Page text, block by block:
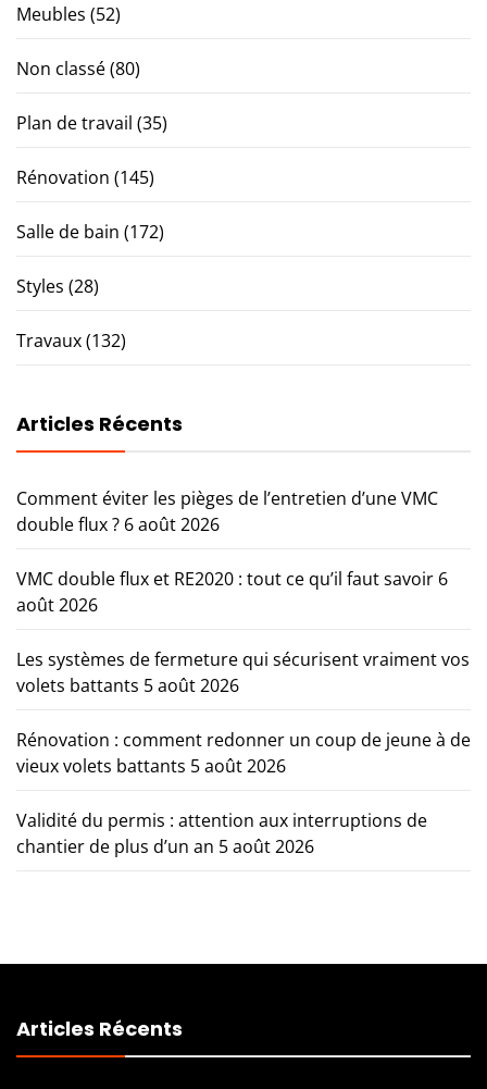
Meubles (52)
Non classé(80)
Plan de travail (35)
Rénovation (145)
Salle de bain (172)
Styles (28)
Travaux(132)
Articles Récents
Comment éviter les pièges de l’entretien d’une VMC
double flux ? 6 août 2026
VMC double flux et RE2020 : tout ce qu’il faut savoir 6
août 2026
Les systèmes de fermeture qui sécurisent vraiment vos
volets battants 5 août 2026
Rénovation : comment redonner un coup de jeune à de
vieux volets battants 5 août 2026
Validité du permis : attention aux interruptions de
chantier de plus d’un an 5 août 2026
Articles Récents